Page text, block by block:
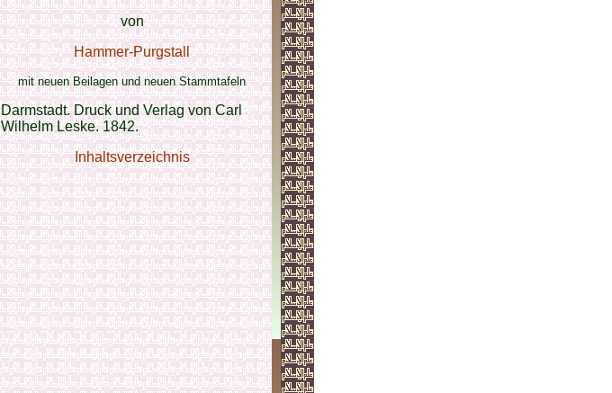
von
Hammer-Purgstall
mit neuen Beilagen und neuen Stammtafeln
Darmstadt. Druck und Verlag von Carl
Wilhelm Leske. 1842.
Inhaltsverzeichnis